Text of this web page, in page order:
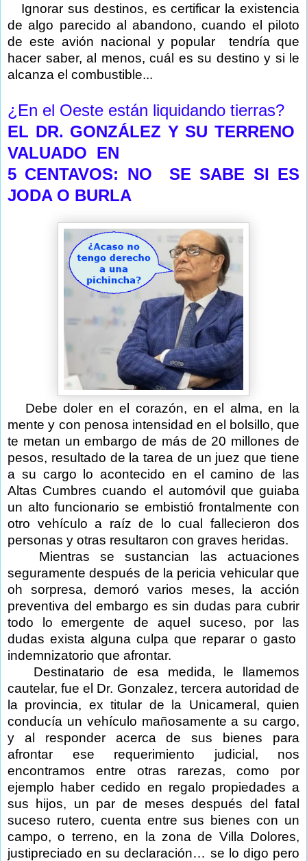
Ignorar sus destinos, es certificar la existencia
de algo parecido al abandono, cuando el piloto
de este avión nacional y popular
tendría que
hacer saber, al menos, cuál es su destino y si le
alcanza el combustible...
¿En el Oeste están liquidando tierras?
EL DR. GONZÁLEZ Y SU TERRENO
VALUADO EN
5 CENTAVOS: NO SE SABE SI ES
JODA O BURLA
Debe doler en el corazón, en el alma, en la
mente y con penosa intensidad en el bolsillo, que
te metan un embargo de más de 20 millones de
pesos, resultado de la tarea de un juez que tiene
a su cargo lo acontecido en el camino de las
Altas Cumbres cuando el automóvil que guiaba
un alto funcionario se embistió frontalmente con
otro vehículo a raíz de lo cual fallecieron dos
personas y otras resultaron con graves heridas.
Mientras se sustancian las actuaciones
seguramente después de la pericia vehicular que
oh sorpresa, demoró varios meses, la acción
preventiva del embargo es sin dudas para cubrir
todo lo emergente de aquel suceso, por las
dudas exista alguna culpa que reparar o gasto
indemnizatorio que afrontar.
Destinatario de esa medida, le llamemos
cautelar, fue el Dr. Gonzalez, tercera autoridad de
la provincia, ex titular de la Unicameral, quien
conducía un vehículo mañosamente a su cargo,
y al responder acerca de sus bienes para
afrontar ese requerimiento judicial, nos
encontramos entre otras rarezas, como por
ejemplo haber cedido en regalo propiedades a
sus hijos, un par de meses después del fatal
suceso rutero, cuenta entre sus bienes con un
campo, o terreno, en la zona de Villa Dolores,
justipreciado en su declaración… se lo digo pero